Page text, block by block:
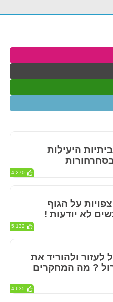
היעילות
4,270
צפויות על הגוף
לא יודעות !
5,132
לעזור ולהוריד את
? מה המחקרים
4,635